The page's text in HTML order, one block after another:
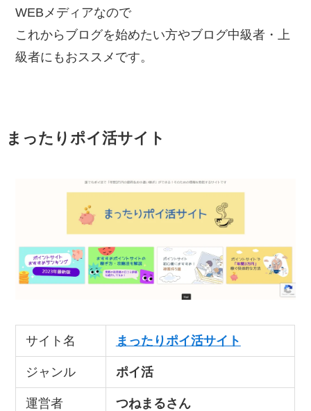
WEBメディアなので
これからブログを始めたい方やブログ中級者・上
級者にもおススメです。
まったりポイ活サイト
サイト名 まったりポイ活サイト
ジャンル ポイ活
運営者 つねまるさん